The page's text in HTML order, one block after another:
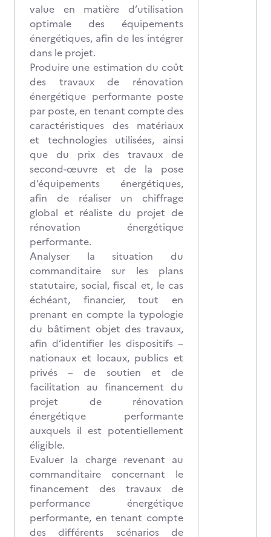
value en matière d’utilisation
optimale des équipements
énergétiques, afin de les intégrer
dans le projet.
Produire une estimation du coût
des travaux de rénovation
énergétique performante poste
par poste, en tenant compte des
caractéristiques des matériaux
et technologies utilisées, ainsi
que du prix des travaux de
second-œuvre et de la pose
d’équipements énergétiques,
afin de réaliser un chiffrage
global et réaliste du projet de
rénovation énergétique
performante.
Analyser la situation du
commanditaire sur les plans
statutaire, social, fiscal et, le cas
échéant, financier, tout en
prenant en compte la typologie
du bâtiment objet des travaux,
afin d’identifier les dispositifs –
nationaux et locaux, publics et
privés – de soutien et de
facilitation au financement du
projet de rénovation
énergétique performante
auxquels il est potentiellement
éligible.
Evaluer la charge revenant au
commanditaire concernant le
financement des travaux de
performance énergétique
performante, en tenant compte
des différents scénarios de